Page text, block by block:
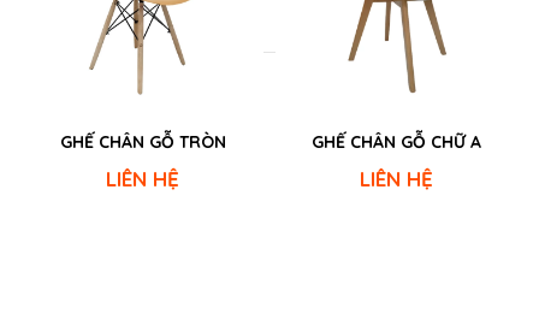
GHẾ CHÂN GỖ TRÒN
LIÊN HỆ
GHẾ CHÂN GỖ CHỮ A
LIÊN HỆ